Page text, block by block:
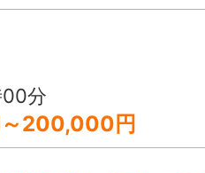
客様と製造現場を
荷できる ように整
れを把握しながら、
迎しま
更範
分
200,000円